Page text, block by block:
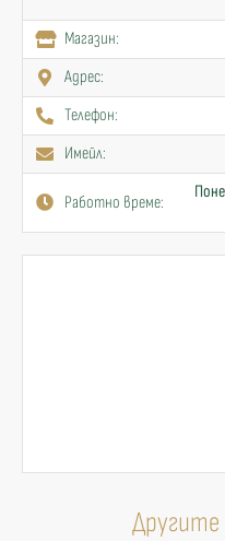
Mагазин:
Адрес:
Телефон:
Имейл:
Работно време:
Другите